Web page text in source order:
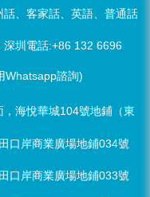
、客家話、英語、普通話
深圳電話:+86 132 6696
Whatsapp諮詢)
海悅華城104號地鋪（東
口岸商業廣場地鋪034號
口岸商業廣場地鋪033號